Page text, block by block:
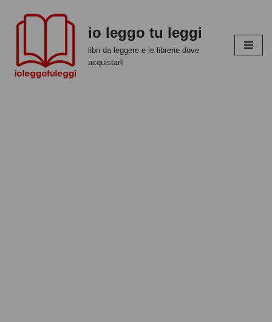
contenuto
io leggo tu leggi
libri da leggere e le librerie dove
acquistarli